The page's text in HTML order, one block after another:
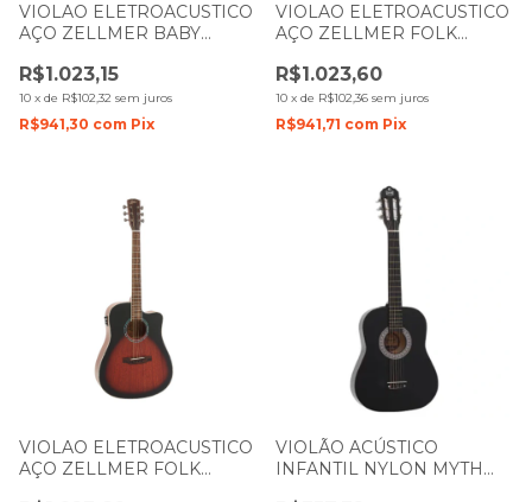
VIOLAO ELETROACUSTICO
AÇO ZELLMER BABY
FOSCO COM CAPA 1620
R$1.023,15
10 x de R$102,32 sem juros
R$941,30 com Pix
VIOLAO ELETROACUSTICO
AÇO ZELLMER FOLK
FOSCO COM CAPA 1626
R$1.023,60
10 x de R$102,36 sem juros
R$941,71 com Pix
VIOLAO ELETROACUSTICO
AÇO ZELLMER FOLK
VIOLÃO ACÚSTICO
INFANTIL NYLON MYTH